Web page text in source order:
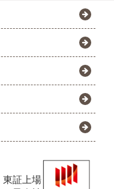
東証上場